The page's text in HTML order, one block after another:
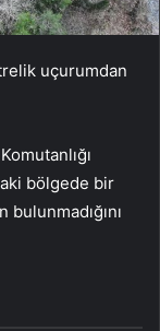
uçurumdan
bölgede bir